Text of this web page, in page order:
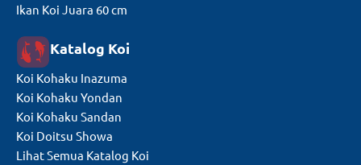
Ikan Koi Juara 60 cm
Katalog Koi
Koi Kohaku Inazuma
Koi Kohaku Yondan
Koi Kohaku Sandan
Koi Doitsu Showa
Lihat Semua Katalog Koi